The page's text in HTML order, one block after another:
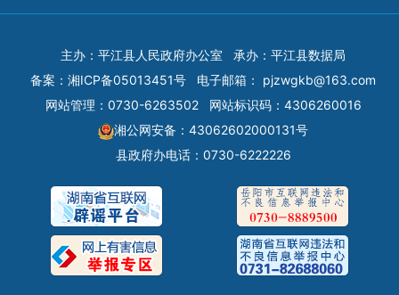
主办：平江县人民政府办公室
承办：平江县数据局
备案： 湘ICP备05013451号 电子邮箱： pjzwgkb@163.com
网站管理：0730-6263502
网站标识码：4306260016
湘公网安备：43062602000131号
县政府办电话：0730-6222226